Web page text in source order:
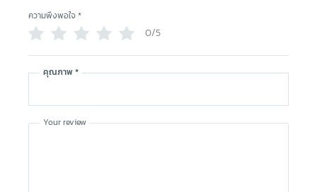
ความพึงพอใจ*
0/5
คุณภาพ*
Your review